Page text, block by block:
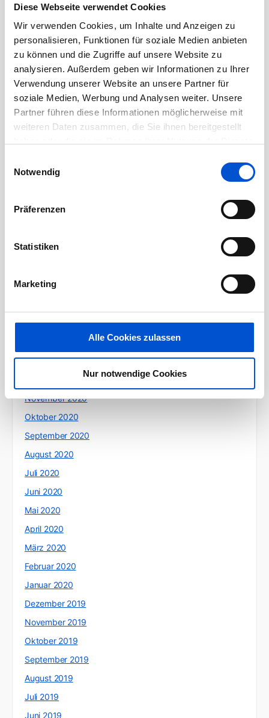
Diese Webseite verwendet Cookies
Wir verwenden Cookies, um Inhalte und Anzeigen zu
personalisieren, Funktionen für soziale Medien anbieten
zu können und die Zugriffe auf unsere Website zu
analysieren. Außerdem geben wir Informationen zu Ihrer
Verwendung unserer Website an unsere Partner für
soziale Medien, Werbung und Analysen weiter. Unsere
Partner führen diese Informationen möglicherweise mit
weiteren Daten zusammen, die Sie ihnen bereitgestellt
Notwendig
Präferenzen
Statistiken
Marketing
Alle Cookies zulassen
Nur notwendige Cookies
August 2022
Juli 2022
Juni 2022
April 2022
März 2022
Februar 2022
November 2021
September 2021
Juli 2021
Mai 2021
März 2021
Januar 2021
Dezember 2020
November 2020
Oktober 2020
September 2020
August 2020
Juli 2020
Juni 2020
Mai 2020
April 2020
März 2020
Februar 2020
Januar 2020
Dezember 2019
November 2019
Oktober 2019
September 2019
August 2019
Juli 2019
Juni 2019